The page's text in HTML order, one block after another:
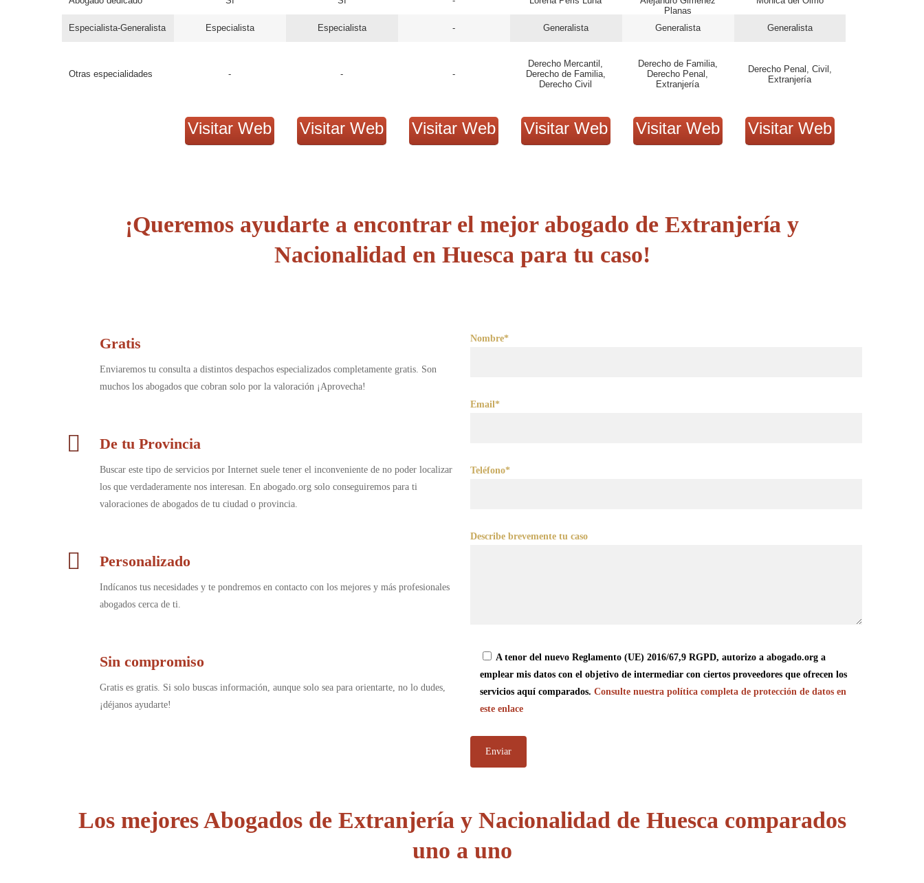
Especialista-Generalista
Otras especialidades
Especialista
-
Visitar Web
Especialista
-
Visitar Web
-
-
Visitar Web
Generalista
Derecho Mercantil,
Derecho de Familia,
Derecho Civil
Visitar Web
Planas
Generalista
Derecho de Familia,
Derecho Penal,
Extranjería
Visitar Web
Generalista
Derecho Penal, Civil,
Extranjería
Visitar Web
¡Queremos ayudarte a encontrar el mejor abogado de Extranjería y
Nacionalidad en Huesca para tu caso!
Gratis
Enviaremos tu consulta a distintos despachos especializados completamente gratis. Son
muchos los abogados que cobran solo por la valoración ¡Aprovecha!
De tu Provincia
Buscar este tipo de servicios por Internet suele tener el inconveniente de no poder localizar
los que verdaderamente nos interesan. En abogado.org solo conseguiremos para ti
valoraciones de abogados de tu ciudad o provincia.
Personalizado
Indícanos tus necesidades y te pondremos en contacto con los mejores y más profesionales
abogados cerca de ti.
Sin compromiso
Gratis es gratis. Si solo buscas información, aunque solo sea para orientarte, no lo dudes,
¡déjanos ayudarte!
Nombre*
Email*
Teléfono*
Describe brevemente tu caso
A tenor del nuevo Reglamento (UE) 2016/67,9 RGPD, autorizo a abogado.org a
emplear mis datos con el objetivo de intermediar con ciertos proveedores que ofrecen los
servicios aquí comparados. Consulte nuestra política completa de protección de datos en
este enlace
Los mejores Abogados de Extranjería y Nacionalidad de Huesca comparados
uno a uno